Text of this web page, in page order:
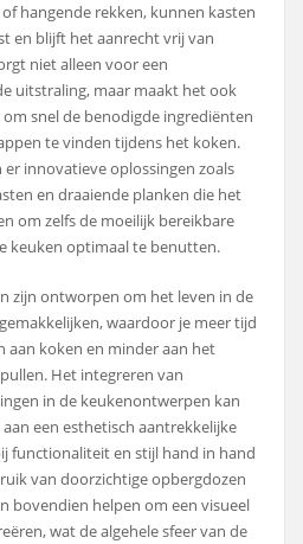
hangende rekken, kunnen kasten
en blijft het aanrecht vrij van
niet alleen voor een
uitstraling, maar maakt het ook
snel de benodigde ingrediënten
te vinden tijdens het koken.
er innovatieve oplossingen zoals
en draaiende planken die het
om zelfs de moeilijk bereikbare
keuken optimaal te benutten.
zijn ontworpen om het leven in de
waardoor je meer tijd
aan koken en minder aan het
Het integreren van
in de keukenontwerpen kan
een esthetisch aantrekkelijke
functionaliteit en stijl hand in hand
van doorzichtige opbergdozen
bovendien helpen om een visueel
wat de algehele sfeer van de